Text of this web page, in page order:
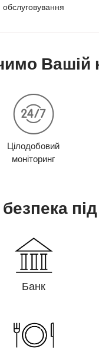
обслуговування
Вашій
Цілодобовий
моніторинг
Банк